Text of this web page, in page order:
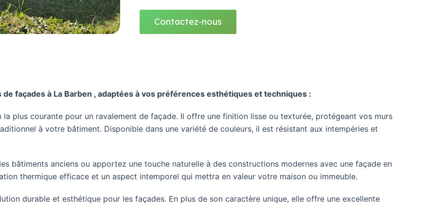
Contactez-nous
façades à La Barben , adaptées à vos préférences esthétiques et techniques :
la plus courante pour un ravalement de façade. Il offre une finition lisse ou texturée, protégeant vos murs
à votre bâtiment. Disponible dans une variété de couleurs, il est résistant aux intempéries et
bâtiments anciens ou apportez une touche naturelle à des constructions modernes avec une façade en
thermique efficace et un aspect intemporel qui mettra en valeur votre maison ou immeuble.
durable et esthétique pour les façades. En plus de son caractère unique, elle offre une excellente